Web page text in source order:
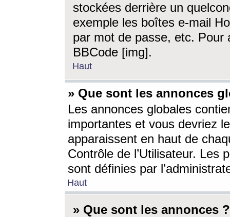
stockées derrière un
exemple les boîtes e-mail
par mot de passe, etc. Pour
BBCode [img].
Haut
» Que sont les annonces
Les annonces globales
importantes et vous devriez
apparaissent en haut de
Contrôle de l’Utilisateur. Les
sont définies par
Haut
» Que sont les annonces ?